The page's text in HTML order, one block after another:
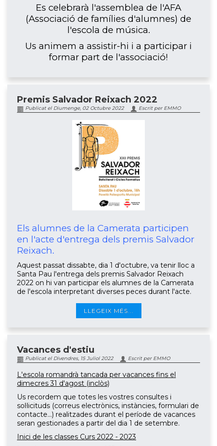
Es celebrarà l'assemblea de l'AFA
(Associació de famílies d'alumnes) de
l'escola de música.
Us animem a assistir-hi i a participar i
formar part de l'associació!
Premis Salvador Reixach 2022
Publicat el Diumenge, 02 Octubre 2022 Escrit per EMMO
Els alumnes de la Camerata participen
en l'acte d'entrega dels premis Salvador
Reixach.
Aquest passat dissabte, dia 1 d'octubre, va tenir lloc a
Santa Pau l'entrega dels premis Salvador Reixach
2022 on hi van participar els alumnes de la Camerata
de l'escola interpretant diverses peces durant l'acte.
LLEGEIX MÉS...
Vacances d'estiu
Publicat el Divendres, 15 Juliol 2022 Escrit per EMMO
L'escola romandrà tancada per vacances fins el
dimecres 31 d'agost (inclòs)
Us recordem que totes les vostres consultes i
sol·licituds (correus electrònics, instàncies, formulari de
contacte...) realitzades durant el període de vacances
seran gestionades a partir del dia 1 de setembre.
Inici de les classes Curs 2022 - 2023